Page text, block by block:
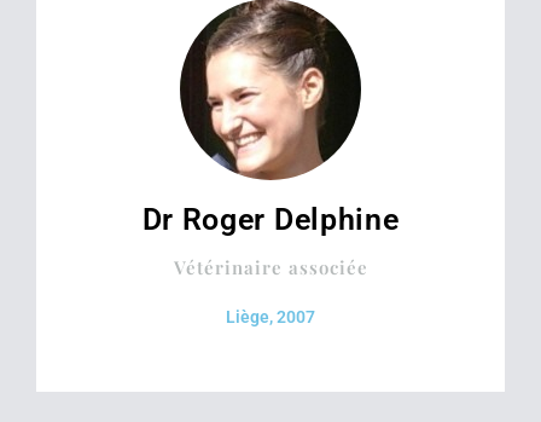
Dr Roger Delphine
Vétérinaire associée
Liège, 2007